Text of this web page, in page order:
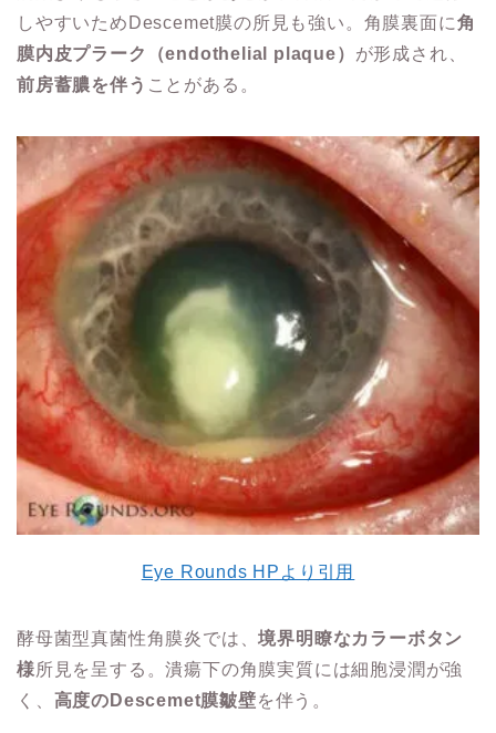
しやすいためDescemet膜の所見も強い。角膜裏面に角
膜内皮プラーク（endothelial plaque） が形成され、
前房蓄膿を伴う ことがある。
Eye Rounds HPより引用
酵母菌型真菌性角膜炎では、境界明瞭なカラーボタン
様所見を呈する。潰瘍下の角膜実質には細胞浸潤が強
く、 高度のDescemet膜皺壁を伴う。